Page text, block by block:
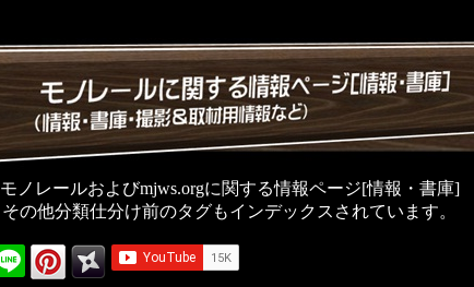
モノレールおよびmjws.orgに関する情報ページ[情報・書庫]
その他分類仕分け前のタグもインデックスされています。